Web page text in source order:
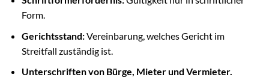
Form.
Gerichtsstand:Vereinbarung, welches Gericht im
Streitfall zuständig ist.
Unterschriften von Bürge, Mieter und Vermieter.